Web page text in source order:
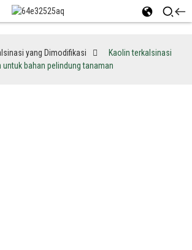
yang Dimodifikasi
Kaolin terkalsinasi
bahan pelindung tanaman